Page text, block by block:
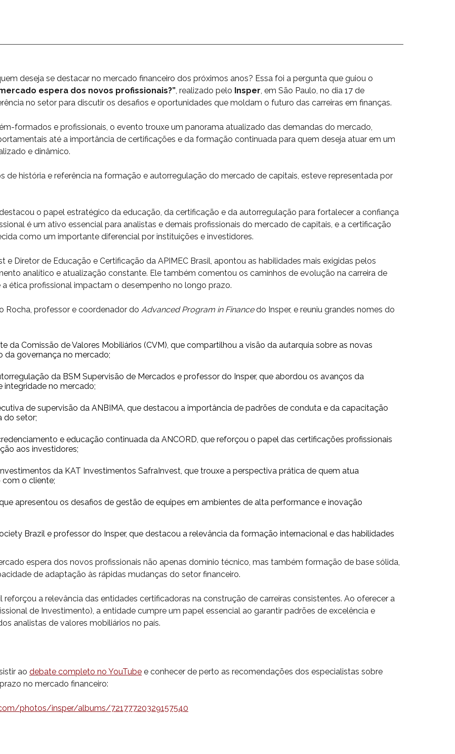
deseja se destacar no mercado financeiro dos próximos anos? Essa foi a pergunta que guiou o
espera dos novos profissionais?”, realizado pelo Insper, em São Paulo, no dia 17 de
no setor para discutir os desafios e oportunidades que moldam o futuro das carreiras em finanças.
formados e profissionais, o evento trouxe um panorama atualizado das demandas do mercado,
até a importância de certificações e da formação continuada para quem deseja atuar em um
e dinâmico.
de história e referência na formação e autorregulação do mercado de capitais, esteve representada por
o papel estratégico da educação, da certificação e da autorregulação para fortalecer a confiança
é um ativo essencial para analistas e demais profissionais do mercado de capitais, e a certificação
como um importante diferencial por instituições e investidores.
e Diretor de Educação e Certificação da APIMEC Brasil, apontou as habilidades mais exigidas pelos
analítico e atualização constante. Ele também comentou os caminhos de evolução na carreira de
ética profissional impactam o desempenho no longo prazo.
Rocha, professor e coordenador do Advanced Program in Financedo Insper, e reuniu grandes nomes do
da Comissão de Valores Mobiliários (CVM), que compartilhou a visão da autarquia sobre as novas
da governança no mercado;
da BSM Supervisão de Mercados e professor do Insper, que abordou os avanços da
integridade no mercado;
de supervisão da ANBIMA, que destacou a importância de padrões de conduta e da capacitação
do setor;
e educação continuada da ANCORD, que reforçou o papel das certificações profissionais
aos investidores;
da KAT Investimentos SafraInvest, que trouxe a perspectiva prática de quem atua
o cliente;
apresentou os desafios de gestão de equipes em ambientes de alta performance e inovação
Brazil e professor do Insper, que destacou a relevância da formação internacional e das habilidades
espera dos novos profissionais não apenas domínio técnico, mas também formação de base sólida,
de adaptação às rápidas mudanças do setor financeiro.
reforçou a relevância das entidades certificadoras na construção de carreiras consistentes. Ao oferecer a
de Investimento), a entidade cumpre um papel essencial ao garantir padrões de excelência e
analistas de valores mobiliários no país.
ao debate completo no YouTube e conhecer de perto as recomendações dos especialistas sobre
no mercado financeiro:
photos/insper/albums/72177720329157540